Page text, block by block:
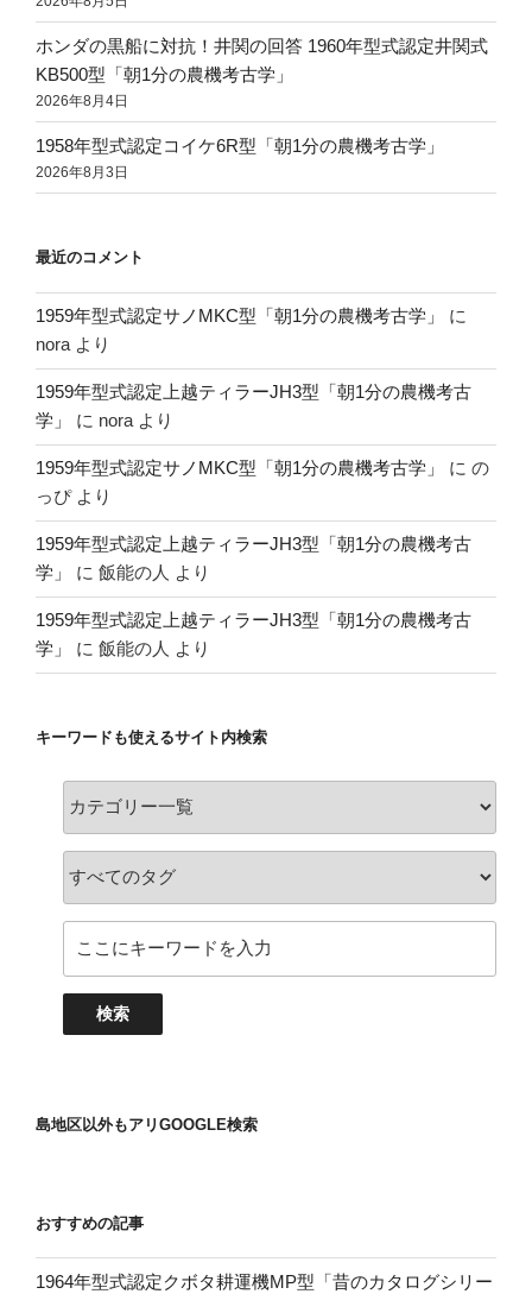
ホンダの黒船に対抗！井関の回答 1960年型式認定井関式
KB500型「朝1分の農機考古学」
2026年8月4日
1958年型式認定コイケ6R型「朝1分の農機考古学」
2026年8月3日
最近のコメント
1959年型式認定サノMKC型「朝1分の農機考古学」
に
nora より
1959年型式認定上越ティラーJH3型「朝1分の農機考古
学」
に nora より
1959年型式認定サノMKC型「朝1分の農機考古学」 に の
っぴより
1959年型式認定上越ティラーJH3型「朝1分の農機考古
学」
に 飯能の人 より
1959年型式認定上越ティラーJH3型「朝1分の農機考古
学」
に 飯能の人 より
キーワードも使えるサイト内検索
島地区以外もアリGOOGLE検索
おすすめの記事
1964年型式認定クボタ耕運機MP型「昔のカタログシリー